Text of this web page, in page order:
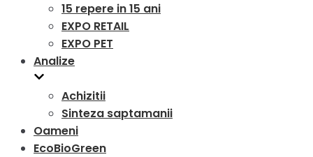
15 repere in 15 ani
EXPO RETAIL
EXPO PET
Analize
Achizitii
Sinteza saptamanii
Oameni
EcoBioGreen